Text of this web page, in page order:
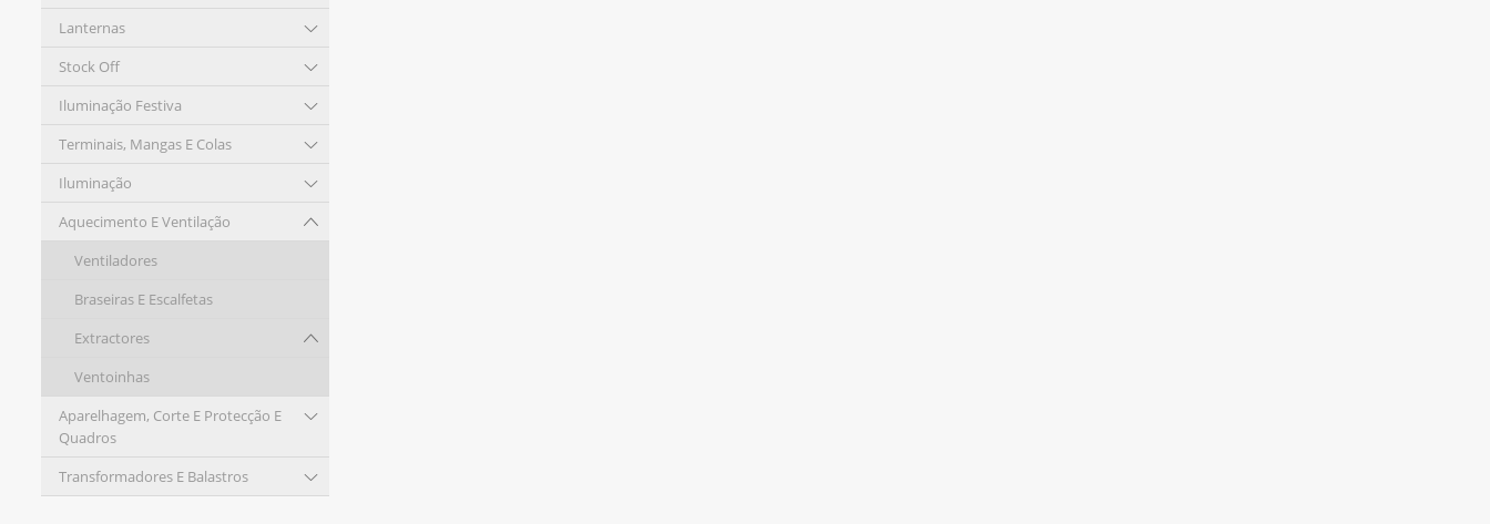
Lanternas
Stock Off
Iluminação Festiva
Terminais, Mangas E Colas
Iluminação
Aquecimento E Ventilação
Ventiladores
Braseiras E Escalfetas
Extractores
Ventoinhas
Aparelhagem, Corte E Protecção E
Quadros
Transformadores E Balastros